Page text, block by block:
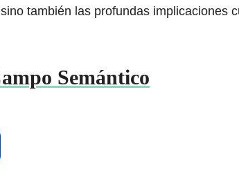
también las profundas implicaciones
Semántico